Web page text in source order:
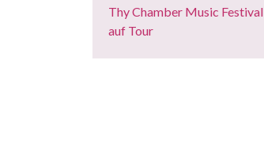
Thy Chamber Music Festival
auf Tour